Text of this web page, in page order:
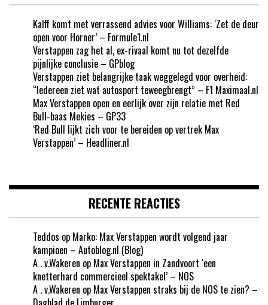
Kalff komt met verrassend advies voor Williams: ‘Zet de deur
open voor Horner’ – Formule1.nl
Verstappen zag het al, ex-rivaal komt nu tot dezelfde
pijnlijke conclusie – GPblog
Verstappen ziet belangrijke taak weggelegd voor overheid:
“Iedereen ziet wat autosport teweegbrengt” – F1 Maximaal.nl
Max Verstappen open en eerlijk over zijn relatie met Red
Bull-baas Mekies – GP33
‘Red Bull lijkt zich voor te bereiden op vertrek Max
Verstappen’ – Headliner.nl
RECENTE REACTIES
Teddos op Marko: Max Verstappen wordt volgend jaar
kampioen – Autoblog.nl (Blog)
A . v.Wakeren op Max Verstappen in Zandvoort ‘een
knetterhard commercieel spektakel’ – NOS
A . v.Wakeren op Max Verstappen straks bij de NOS te zien? –